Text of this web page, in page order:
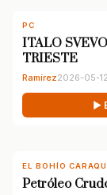
PC
ITALO
TRIESTE
Ramírez2026-05-12
▶
EL BOHÍO
Petróleo